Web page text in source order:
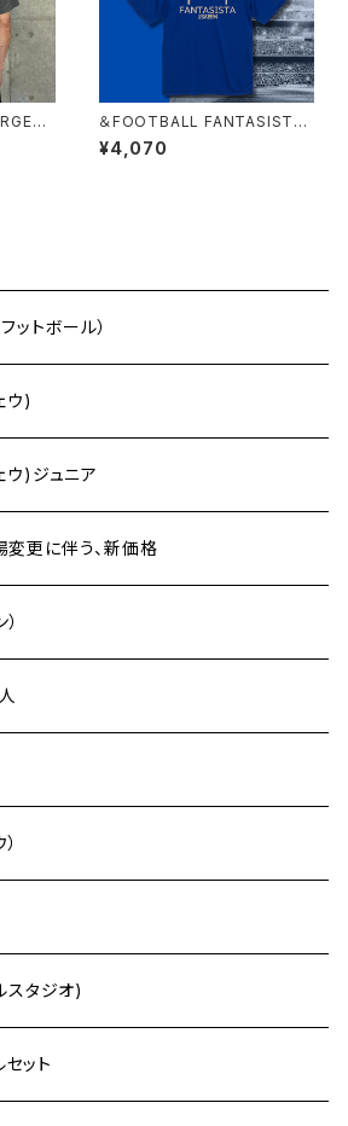
ロ
ー
＆FOOTBALL FANTASISTA1
0 半袖プラシャツ ブルーゴー
ルド
¥4,070
ットボール）
ウ)
ウ)ジュニア
更に伴う、新価格
タジオ)
ット